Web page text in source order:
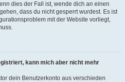
dies der Fall ist, wende dich an einen
dass du nicht gesperrt wurdest. Es ist
mit der Website vorliegt,
kann mich aber nicht mehr
dein Benutzerkonto aus verschieden